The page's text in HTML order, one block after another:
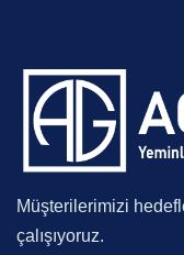
Müşterilerimizi
çalışıyoruz.